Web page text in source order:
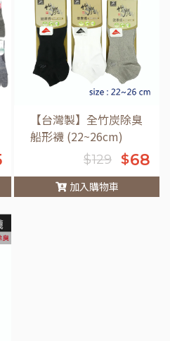
【台灣製】全竹炭除臭
船形襪 (22~26cm)
$129 $68
加入購物車